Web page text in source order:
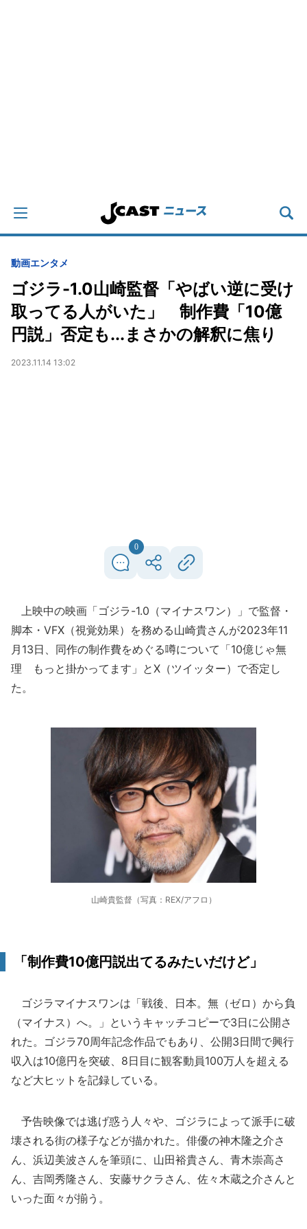
動画エンタメ
ゴジラ-1.0山崎監督「やばい逆に受け
取ってる人がいた」 制作費「10億
円説」否定も...まさかの解釈に焦り
2023.11.14 13:02
0
上映中の映画「ゴジラ-1.0（マイナスワン）」で監督・
脚本・VFX（視覚効果）を務める山崎貴さんが2023年11
月13日、同作の制作費をめぐる噂について「10億じゃ無
理 もっと掛かってます」とX（ツイッター）で否定し
た。
山崎貴監督（写真：REX/アフロ）
「制作費10億円説出てるみたいだけど」
ゴジラマイナスワンは「戦後、日本。無（ゼロ）から負
（マイナス）へ。」というキャッチコピーで3日に公開さ
れた。ゴジラ70周年記念作品でもあり、公開3日間で興行
収入は10億円を突破、8日目に観客動員100万人を超える
など大ヒットを記録している。
予告映像では逃げ惑う人々や、ゴジラによって派手に破
壊される街の様子などが描かれた。俳優の神木隆之介さ
ん、浜辺美波さんを筆頭に、山田裕貴さん、青木崇高さ
ん、吉岡秀隆さん、安藤サクラさん、佐々木蔵之介さんと
いった面々が揃う。